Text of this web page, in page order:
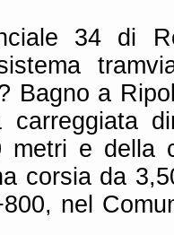
34 di
Bagno a
carreggiata
e della
corsia da
nel